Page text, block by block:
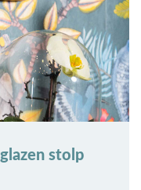
stolp